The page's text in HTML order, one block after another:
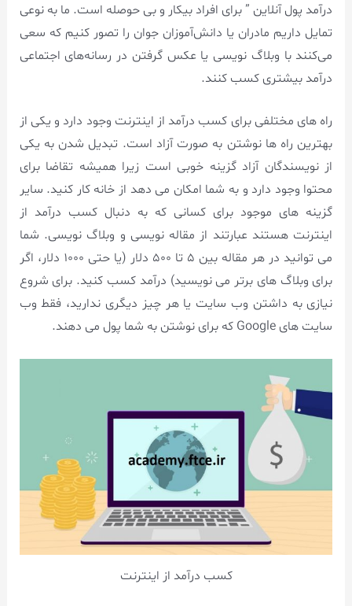
درآمد پول آنلاین ” برای افراد بیکار و بی حوصله است. ما به نوعی
تمایل داریم مادران یا دانش‌آموزان جوان را تصور کنیم که سعی
می‌کنند با وبلاگ نویسی یا عکس گرفتن در رسانه‌های اجتماعی
درآمد بیشتری کسب کنند.
راه های مختلفی برای کسب درآمد از اینترنت وجود دارد و یکی از
بهترین راه ها نوشتن به صورت آزاد است. تبدیل شدن به یکی
از نویسندگان آزاد گزینه خوبی است زیرا همیشه تقاضا برای
محتوا وجود دارد و به شما امکان می دهد از خانه کار کنید. سایر
گزینه های موجود برای کسانی که به دنبال کسب درآمد از
اینترنت هستند عبارتند از مقاله نویسی و وبلاگ نویسی. شما
می توانید در هر مقاله بین ۵ تا ۵۰۰ دلار (یا حتی ۱۰۰۰ دلار، اگر
برای وبلاگ های برتر می نویسید) درآمد کسب کنید. برای شروع
نیازی به داشتن وب سایت یا هر چیز دیگری ندارید، فقط وب
سایت های Google که برای نوشتن به شما پول می دهند.
کسب درآمد از اینترنت